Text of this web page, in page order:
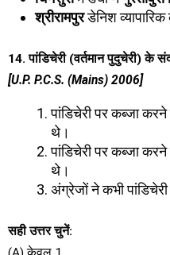
श्रीरामपुरडेनिश
14. पांडिचेरी (वर्तमान पुदुचेरी) के
[U.P. P.C.S. (Mains) 2006]
पांडिचेरी पर कब्जा करने
थे।
पांडिचेरी पर कब्जा करने
थे।
अंग्रेजों ने कभी
सही उत्तर चुनें: